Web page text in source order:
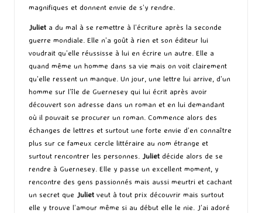
magnifiques et donnent envie de s’y rendre.
Juliet a du mal à se remettre à l’écriture après la seconde
guerre mondiale. Elle n’a goût à rien et son éditeur lui
voudrait qu’elle réussisse à lui en écrire un autre. Elle a
quand même un homme dans sa vie mais on voit clairement
qu’elle ressent un manque. Un jour, une lettre lui arrive, d’un
homme sur l’île de Guernesey qui lui écrit après avoir
découvert son adresse dans un roman et en lui demandant
où il pouvait se procurer un roman. Commence alors des
échanges de lettres et surtout une forte envie d’en connaître
plus sur ce fameux cercle littéraire au nom étrange et
surtout rencontrer les personnes.
Juliet décide alors de se
rendre à Guernesey. Elle y passe un excellent moment, y
rencontre des gens passionnés mais aussi meurtri et cachant
un secret que Juliet veut à tout prix découvrir mais surtout
elle y trouve l’amour même si au début elle le nie. J’ai adoré